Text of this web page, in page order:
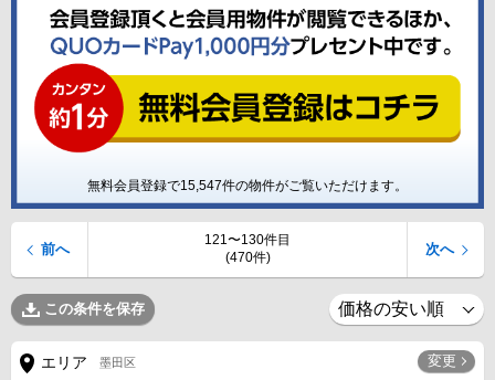
無料会員登録で15,547件の物件がご覧いただけます。
121〜130件目
(470件)
前へ 次へ
この条件を保存
エリア 墨田区 変更